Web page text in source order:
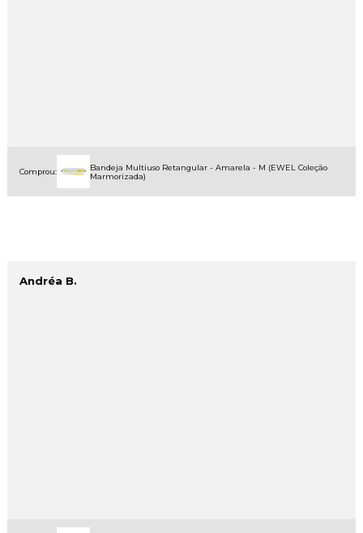
Comprou:
Bandeja Multiuso Retangular - Amarela - M (EWEL Coleção
Marmorizada)
Andréa B.